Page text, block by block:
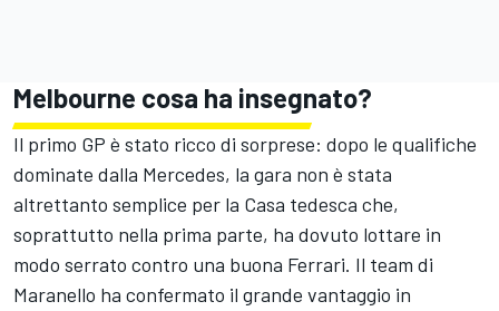
Melbourne cosa ha insegnato?
Il primo GP è stato ricco di sorprese: dopo le qualifiche
dominate dalla Mercedes, la gara non è stata
altrettanto semplice per la Casa tedesca che,
soprattutto nella prima parte, ha dovuto lottare in
modo serrato contro una buona Ferrari. Il team di
Maranello ha confermato il grande vantaggio in